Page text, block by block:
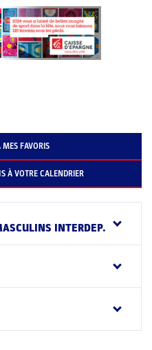
MES FAVORIS
À VOTRE CALENDRIER
INTERDEP.